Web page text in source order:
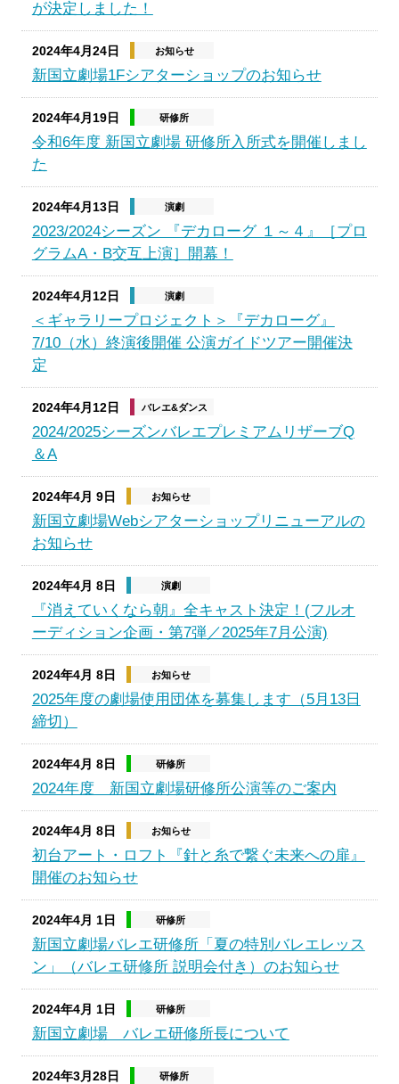
が決定しました！
2024年4月24日 お知らせ
新国立劇場1Fシアターショップのお知らせ
2024年4月19日 研修所
令和6年度 新国立劇場 研修所入所式を開催しまし
た
2024年4月13日 演劇
2023/2024シーズン 『デカローグ １～４』［プロ
グラムA・B交互上演］開幕！
2024年4月12日 演劇
＜ギャラリープロジェクト＞『デカローグ』
7/10（水）終演後開催 公演ガイドツアー開催決
定
2024年4月12日 バレエ&ダンス
2024/2025シーズンバレエプレミアムリザーブQ
＆A
2024年4月 9日 お知らせ
新国立劇場Webシアターショップリニューアルの
お知らせ
2024年4月 8日 演劇
『消えていくなら朝』全キャスト決定！(フルオ
ーディション企画・第7弾／2025年7月公演)
2024年4月 8日 お知らせ
2025年度の劇場使用団体を募集します（5月13日
締切）
2024年4月 8日 研修所
2024年度 新国立劇場研修所公演等のご案内
2024年4月 8日 お知らせ
初台アート・ロフト『針と糸で繋ぐ未来への扉』
開催のお知らせ
2024年4月 1日 研修所
新国立劇場バレエ研修所「夏の特別バレエレッス
ン」（バレエ研修所 説明会付き）のお知らせ
2024年4月 1日 研修所
新国立劇場 バレエ研修所長について
2024年3月28日 研修所